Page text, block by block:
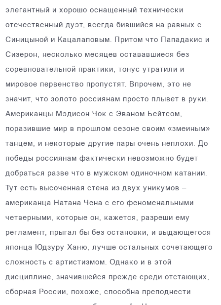
элегантный и хорошо оснащенный технически
отечественный дуэт, всегда бившийся на равных с
Синицыной и Кацалаповым. Притом что Пападакис и
Сизерон, несколько месяцев остававшиеся без
соревновательной практики, тонус утратили и
мировое первенство пропустят. Впрочем, это не
значит, что золото россиянам просто плывет в руки.
Американцы Мэдисон Чок с Эваном Бейтсом,
поразившие мир в прошлом сезоне своим «змеиным»
танцем, и некоторые другие пары очень неплохи. До
победы россиянам фактически невозможно будет
добраться разве что в мужском одиночном катании.
Тут есть высоченная стена из двух уникумов –
американца Натана Чена с его феноменальными
четверными, которые он, кажется, разреши ему
регламент, прыгал бы без остановки, и выдающегося
японца Юдзуру Ханю, лучше остальных сочетающего
сложность с артистизмом. Однако и в этой
дисциплине, значившейся прежде среди отстающих,
сборная России, похоже, способна преподнести